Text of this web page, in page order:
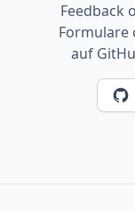
Feedback
Formulare
auf